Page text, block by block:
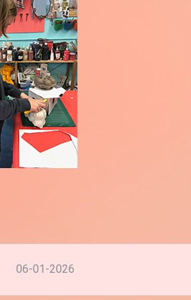
06-01-2026